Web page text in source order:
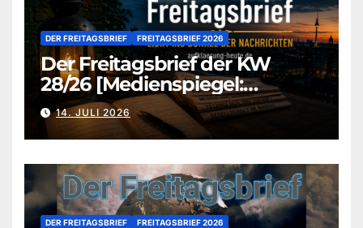
DER FREITAGSBRIEF FREITAGSBRIEF 2026
Der Freitagsbrief der KW
28/26 [Medienspiegel:
aufklaerung-heute.de]
14. JULI 2026
DER FREITAGSBRIEF FREITAGSBRIEF 2026